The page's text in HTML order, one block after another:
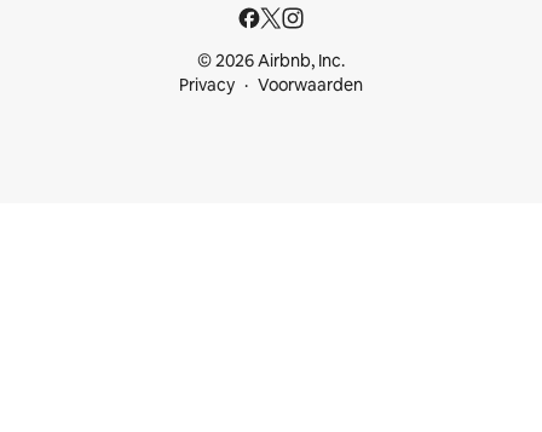
© 2026 Airbnb, Inc.
Privacy
Voorwaarden